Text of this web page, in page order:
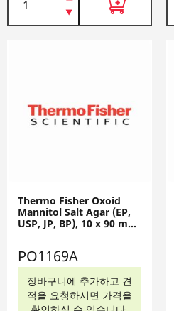
Thermo Fisher Oxoid
Mannitol Salt Agar (EP,
USP, JP, BP), 10 x 90 mm,
PO1169A
장바구니에 추가하고 견
적을 요청하시면 가격을